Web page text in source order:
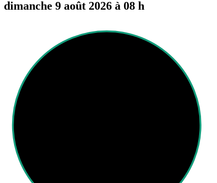
dimanche 9 août 2026 à 08 h